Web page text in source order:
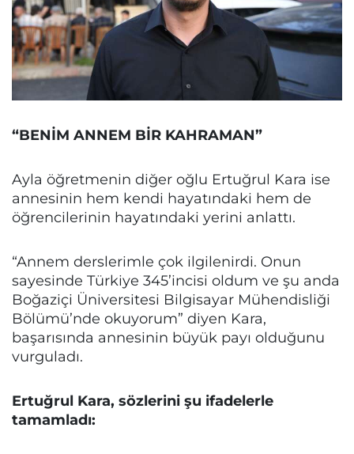
“BENİM ANNEM BİR KAHRAMAN”
Ayla öğretmenin diğer oğlu Ertuğrul Kara ise
annesinin hem kendi hayatındaki hem de
öğrencilerinin hayatındaki yerini anlattı.
“Annem derslerimle çok ilgilenirdi. Onun
sayesinde Türkiye 345’incisi oldum ve şu anda
Boğaziçi Üniversitesi Bilgisayar Mühendisliği
Bölümü’nde okuyorum” diyen Kara,
başarısında annesinin büyük payı olduğunu
vurguladı.
Ertuğrul Kara, sözlerini şu ifadelerle
tamamladı: